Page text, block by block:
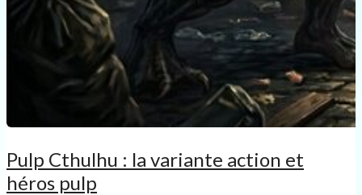
Pulp Cthulhu : la variante action et
héros pulp